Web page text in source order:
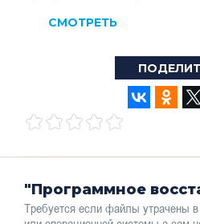
СМОТРЕТЬ
"Программное
Требуется если файлы утрачены